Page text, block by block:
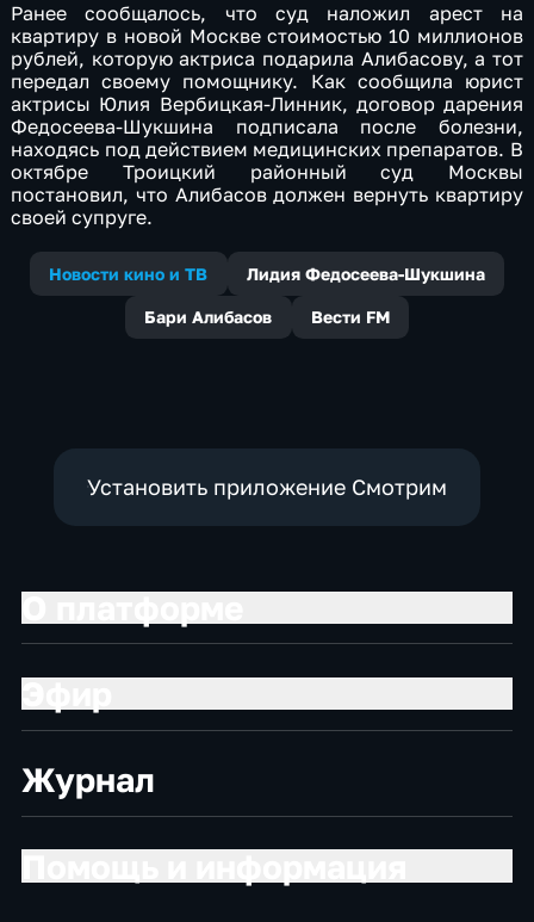
Ранее сообщалось, что суд наложил арест на
квартиру в новой Москве стоимостью 10 миллионов
рублей, которую актриса подарила Алибасову, а тот
передал своему помощнику. Как сообщила юрист
актрисы Юлия Вербицкая-Линник, договор дарения
Федосеева-Шукшина подписала после болезни,
находясь под действием медицинских препаратов. В
октябре Троицкий районный суд Москвы
постановил, что Алибасов должен вернуть квартиру
своей супруге.
Новости кино и ТВ Лидия Федосеева-Шукшина
Бари Алибасов Вести FM
Установить приложение Смотрим
Журнал